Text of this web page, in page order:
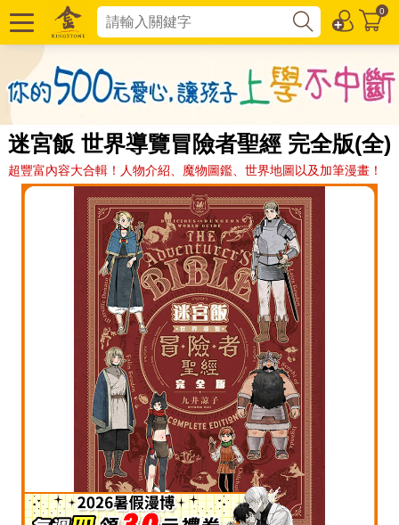
0
迷宮飯 世界導覽冒險者聖經 完全版(全)
超豐富內容大合輯！人物介紹、魔物圖鑑、世界地圖以及加筆漫畫！